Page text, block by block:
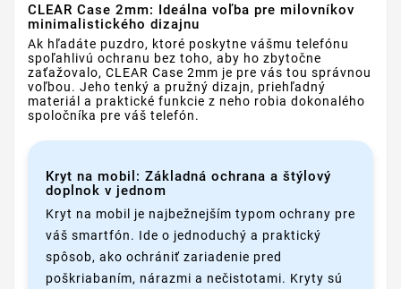
CLEAR Case 2mm: Ideálna voľba pre milovníkov
minimalistického dizajnu
Ak hľadáte puzdro, ktoré poskytne vášmu telefónu
spoľahlivú ochranu bez toho, aby ho zbytočne
zaťažovalo, CLEAR Case 2mm je pre vás tou správnou
voľbou. Jeho tenký a pružný dizajn, priehľadný
materiál a praktické funkcie z neho robia dokonalého
spoločníka pre váš telefón.
Kryt na mobil: Základná ochrana a štýlový
doplnok v jednom
Kryt na mobil je najbežnejším typom ochrany pre
váš smartfón. Ide o jednoduchý a praktický
spôsob, ako ochrániť zariadenie pred
poškriabaním, nárazmi a nečistotami. Kryty sú